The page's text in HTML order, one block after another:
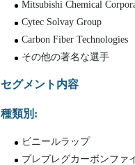
Mitsubishi Chemical
Cytec Solvay Group
Carbon Fiber Technologies
その他の著名な選手
セグメント内容
種類別:
ビニールラップ
プレプレグカーボンファ